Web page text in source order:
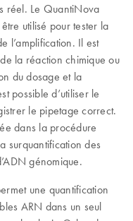
réel. Le QuantiNova
utilisé pour tester la
l’amplification. Il est
la réaction chimique ou
du dosage et la
possible d’utiliser le
le pipetage correct.
dans la procédure
surquantification des
génomique.
une quantification
ARN dans un seul